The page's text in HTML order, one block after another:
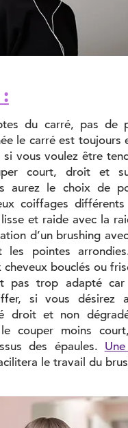
du carré, pas de
le carré est toujours
vous voulez être
court, droit et
aurez le choix de
coiffages
et raide avec la
d’un brushing
les pointes
cheveux bouclés ou
pas trop adapté
si vous désirez
droit et non
couper moins
des épaules.
le travail du